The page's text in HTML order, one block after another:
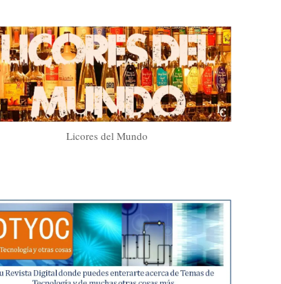
Licores del Mundo